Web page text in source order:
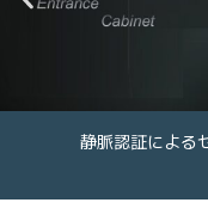
静脈認証による